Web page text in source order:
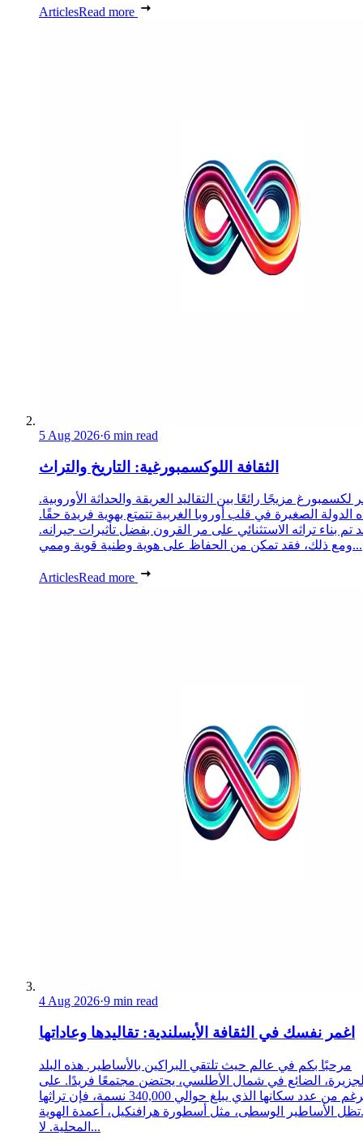
ArticlesRead more
5 Aug 2026·6 min read
الثقافة اللوكسمبورغية: التاريخ والتراث
لكسمبورغ مزيجًا رائعًا بين التقاليد العريقة والحداثة الأوروبية.
الدولة الصغيرة في قلب أوروبا الغربية تتمتع بهوية فريدة حقًا.
تم بناء تراثه الاستثنائي على مر القرون بفضل تأثيرات جيرانه.
ومع ذلك، فقد تمكن من الحفاظ على هوية وطنية قوية وممي...
ArticlesRead more
4 Aug 2026·9 min read
اغمر نفسك في الثقافة الأيسلندية: تقاليدها وعاداتها
مرحبًا بكم في عالم حيث تلتقي البراكين بالأساطير. هذه البلد
الضائع في شمال الأطلسي، يحتضن مجتمعًا فريدًا. على
الرغم من عدد سكانها الذي يبلغ حوالي 340,000 نسمة، فإن تراثها
الأساطير الوسطى، مثل أسطورة هرافنكيل، أعمدة الهوية
المحلية. لا...